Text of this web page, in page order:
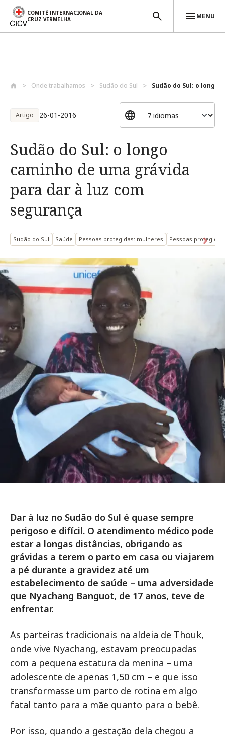
COMITÊ INTERNACIONAL DA
CRUZ VERMELHA
MENU
Onde trabalhamos Sudão do Sul Sudão do Sul: o longo
Artigo 26-01-2016
Sudão do Sul: o longo
caminho de uma grávida
para dar à luz com
segurança
Sudão do Sul Saúde Pessoas protegidas: mulheres Pessoas
Dar à luz no Sudão do Sul é quase sempre
perigoso e difícil. O atendimento médico pode
estar a longas distâncias, obrigando as
grávidas a terem o parto em casa ou viajarem
a pé durante a gravidez até um
estabelecimento de saúde – uma adversidade
que Nyachang Banguot, de 17 anos, teve de
enfrentar.
As parteiras tradicionais na aldeia de Thouk,
onde vive Nyachang, estavam preocupadas
com a pequena estatura da menina – uma
adolescente de apenas 1,50 cm – e que isso
transformasse um parto de rotina em algo
fatal tanto para a mãe quanto para o bebê.
Por isso, quando a gestação dela chegou a